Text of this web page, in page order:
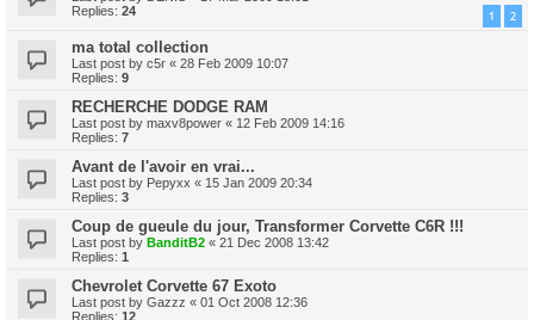
Replies: 24 1 2
ma total collection
Last post by c5r « 28 Feb 2009 10:07
Replies: 9
RECHERCHE DODGE RAM
Last post by maxv8power « 12 Feb 2009 14:16
Replies: 7
Avant de l'avoir en vrai...
Last post by Pepyxx « 15 Jan 2009 20:34
Replies: 3
Coup de gueule du jour, Transformer Corvette C6R !!!
Last post by BanditB2 « 21 Dec 2008 13:42
Replies: 1
Chevrolet Corvette 67 Exoto
Last post by Gazzz « 01 Oct 2008 12:36
Replies: 12